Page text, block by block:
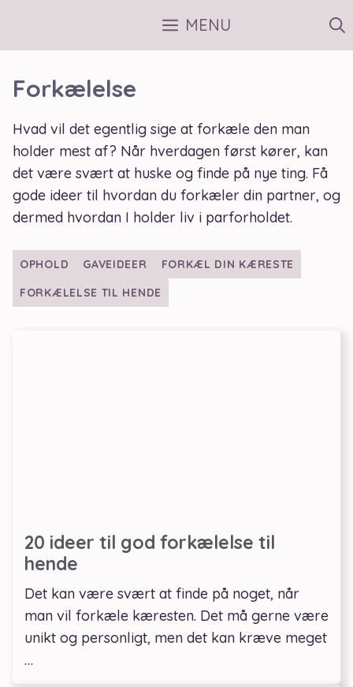
indhold
MENU
Forkælelse
Hvad vil det egentlig sige at forkæle den man
holder mest af? Når hverdagen først kører, kan
det være svært at huske og finde på nye ting. Få
gode ideer til hvordan du forkæler din partner, og
dermed hvordan I holder liv i parforholdet.
OPHOLD GAVEIDEER
FORKÆL DIN KÆRESTE
FORKÆLELSE TIL HENDE
20 ideer til god forkælelse til
hende
Det kan være svært at finde på noget, når
man vil forkæle kæresten. Det må gerne være
unikt og personligt, men det kan kræve meget
…